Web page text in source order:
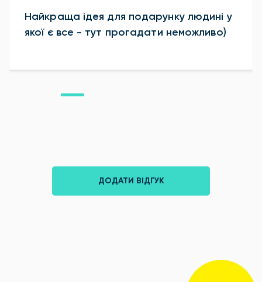
Найкраща ідея для подарунку людині у
якої є все - тут прогадати неможливо)
ДОДАТИ ВІДГУК